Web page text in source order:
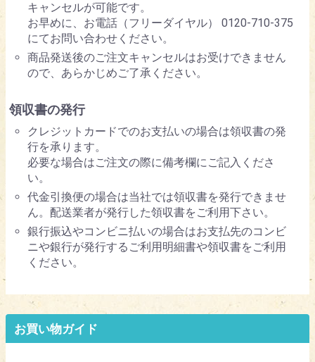
キャンセルが可能です。
お早めに、お電話（フリーダイヤル） 0120-710-375
にてお問い合わせください。
商品発送後のご注文キャンセルはお受けできません
ので、あらかじめご了承ください。
領収書の発行
クレジットカードでのお支払いの場合は領収書の発
行を承ります。
必要な場合はご注文の際に備考欄にご記入くださ
い。
代金引換便の場合は当社では領収書を発行できませ
ん。配送業者が発行した領収書をご利用下さい。
銀行振込やコンビニ払いの場合はお支払先のコンビ
ニや銀行が発行するご利用明細書や領収書をご利用
ください。
お買い物ガイド